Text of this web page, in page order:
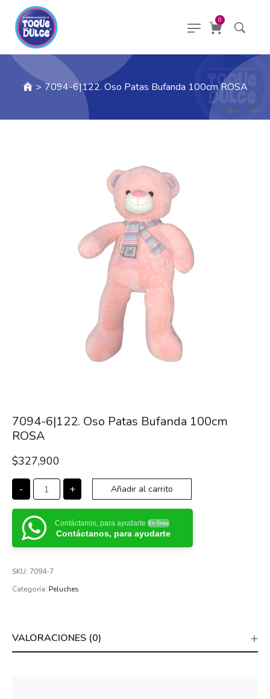
0
> 7094-6|122. Oso Patas Bufanda 100cm ROSA
7094-6|122. Oso Patas Bufanda 100cm
ROSA
$327,900
- + Añadir al carrito
Contáctanos, para ayudarte En línea
Contáctanos, para ayudarte
SKU: 7094-7
Categoría: Peluches
VALORACIONES (0)